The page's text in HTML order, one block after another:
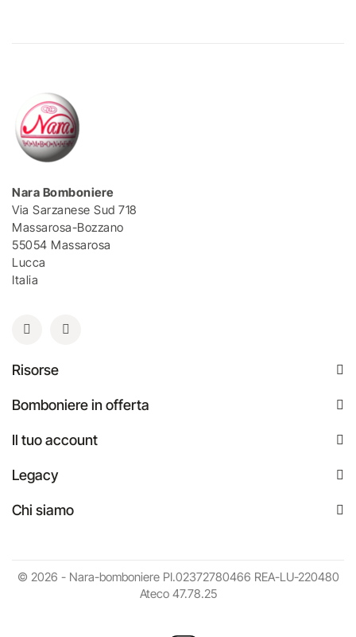
Nara Bomboniere
Via Sarzanese Sud 718
Massarosa-Bozzano
55054 Massarosa
Lucca
Italia
Risorse
Bomboniere in offerta
Il tuo account
Legacy
Chi siamo
© 2026 - Nara-bomboniere PI.02372780466 REA-LU-220480
Ateco 47.78.25